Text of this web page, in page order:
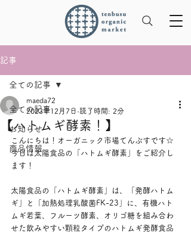
記事
全ての記事
お知らせ
商品情報
全ての記事
【ハトムギ酵素！】
maeda72
2023年12月7日 読了時間: 2分
こんにちは！オーガニック市場てんぶすです☆
今日は太陽食品の「ハトムギ酵素」をご紹介し
ます！
太陽食品の「ハトムギ酵素」は、「発酵ハトム
ギ」と「加熱処理乳酸菌FK-23」に、有機ハト
ムギ若葉、フルーツ酵素、オリゴ糖を組み合わ
せた飲みやすい顆粒タイプのハトムギ発酵食品